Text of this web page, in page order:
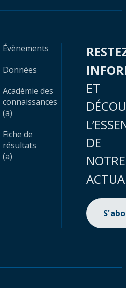
Évènements
Données
Académie des
connaissances
(a)
Fiche de
résultats
(a)
ET
DE
NOTRE